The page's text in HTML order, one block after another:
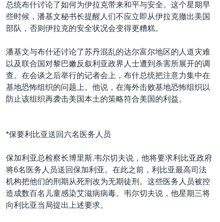
总统布什讨论了如何为伊拉克带来和平与安全。这个星期早
些时候，潘基文秘书长提醒人们不应立即从伊拉克撤出美国
部队，否则伊拉克的安全状况会变得更糟糕。
潘基文与布什还讨论了苏丹混乱的达尔富尔地区的人道灾难
以及联合国对黎巴嫩反叙利亚政界人士遭到杀害所展开的调
查。在会谈之后举行的记者会上，布什总统把注意力集中在
基地恐怖组织的问题上。他说，在海外击败基地恐怖组织以
防止该组织再袭击美国本土的策略符合美国的利益。
*保要利比亚送回六名医务人员
保加利亚总检察长博里斯.韦尔切夫说，他将要求利比亚政府
将6名医务人员送回保加利亚。在此之前，利比亚最高司法
机构把他们的刑期从死刑改为无期徒刑。这些医务人员被控
造成数百名儿童感染艾滋病病毒。韦尔切夫说，他星期三将
向利比亚当局提出上述要求。